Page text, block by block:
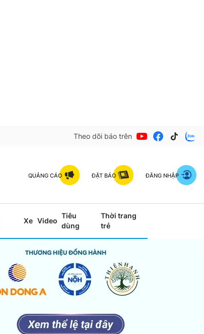
Theo dõi báo trên
QUẢNG CÁO ĐẶT BÁO ĐĂNG NHẬP
Xe Video
Tiêu
dùng
Thời trang
trẻ